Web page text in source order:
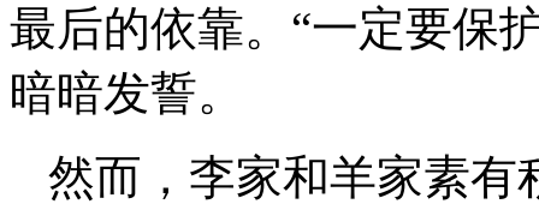
最后的依靠。“一定要保
暗暗发誓。
然而，李家和羊家素有